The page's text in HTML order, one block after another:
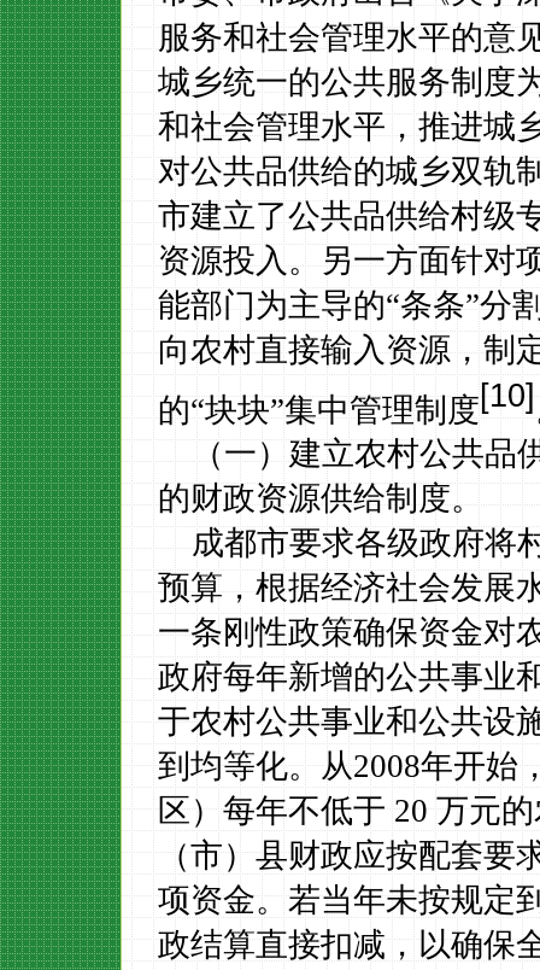
服务和社会管理水平的意
城乡统一的公共服务制度
和社会管理水平，推进城
对公共品供给的城乡双轨
市建立了公共品供给村级
资源投入。另一方面针对
能部门为主导的“条条”分
向农村直接输入资源，制
的“块块”集中管理制度[10]
（一）建立农村公共品
的财政资源供给制度。
成都市要求各级政府将
预算，根据经济社会发展
一条刚性政策确保资金对
政府每年新增的公共事业
于农村公共事业和公共设
到均等化。从2008年开始
区）每年不低于20万元
（市）县财政应按配套要
项资金。若当年未按规定
政结算直接扣减，以确保